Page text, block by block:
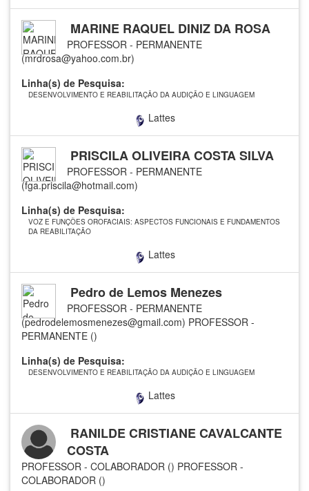
MARINE RAQUEL DINIZ DA ROSA
PROFESSOR - PERMANENTE
(mrdrosa@yahoo.com.br)
Linha(s) de Pesquisa:
DESENVOLVIMENTO E REABILITAÇÃO DA AUDIÇÃO E LINGUAGEM
Lattes
PRISCILA OLIVEIRA COSTA SILVA
PROFESSOR - PERMANENTE
(fga.priscila@hotmail.com)
Linha(s) de Pesquisa:
VOZ E FUNÇÕES OROFACIAIS: ASPECTOS FUNCIONAIS E FUNDAMENTOS
DA REABILITAÇÃO
Lattes
Pedro de Lemos Menezes
PROFESSOR - PERMANENTE
(pedrodelemosmenezes@gmail.com) PROFESSOR -
PERMANENTE ()
Linha(s) de Pesquisa:
DESENVOLVIMENTO E REABILITAÇÃO DA AUDIÇÃO E LINGUAGEM
Lattes
RANILDE CRISTIANE CAVALCANTE
COSTA
PROFESSOR - COLABORADOR () PROFESSOR -
COLABORADOR ()